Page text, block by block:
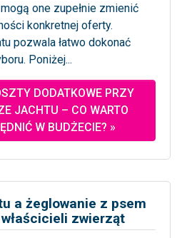
one zupełnie zmienić
konkretnej oferty.
pozwala łatwo dokonać
Poniżej...
DODATKOWE PRZY
JACHTU – CO WARTO
W BUDŻECIE? »
a żeglowanie z psem
zwierząt